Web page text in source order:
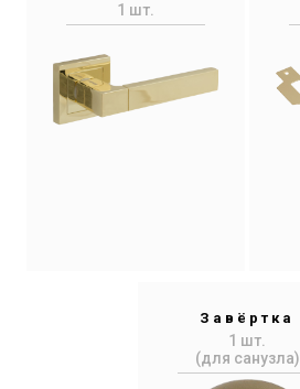
1 шт.
Завёртка
1 шт.
(для санузла)